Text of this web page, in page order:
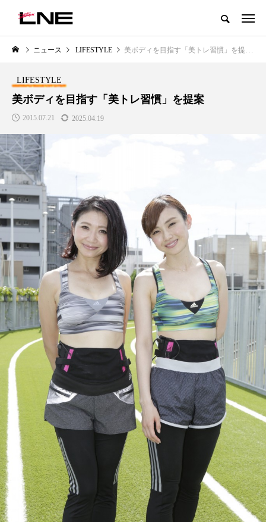
グローバルビューティ＆ヘルスケアビジネス誌
LIFESTYLE
SNSの「加工顔」と美容医療｜AI
がもたらす可能性とこれから
2026.07.13
BUSINESS
GWI調査から読み解く2030年の
都市型スパ――身近なウェルネ
の次世代モデル
2026.08.06
FEATURED 注目の企画
TAG LIST タグ一覧
B2B BeautyTech ChatGPT
Gemini SaaS
TikTok アスタキサンチン
アスレジャーコスメ アレルギー アロマ
ニュース LIFESTYLE 美ボディを目指す「美トレ習慣」を提案
LIFESTYLE
美ボディを目指す「美トレ習慣」を提案
2015.07.21 2025.04.19